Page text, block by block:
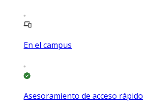
En el campus
Asesoramiento de acceso rápido